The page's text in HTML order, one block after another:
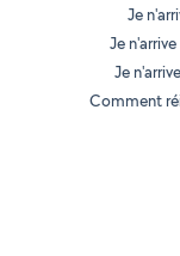
Je
Je
Je
Comment